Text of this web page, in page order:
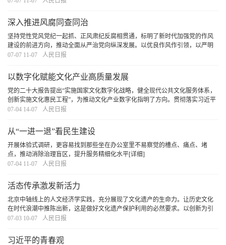
深入推进风腐同查同治
坚持党性党风党纪一起抓、正风肃纪反腐相贯通，标明了新时代加强党的作风
建设的前进方向，推动全面从严治党向纵深发展。以优良作风作引领，以严明
纪律强保障，以反腐惩恶清障碍，推动干部在遵规守纪、清正廉洁的前提下大
07-07 11-07 人民日报
以数字化赋能文化产业高质量发展
党的二十大报告提出“实施国家文化数字化战略，健全现代公共文化服务体系，
创新实施文化惠民工程”，为推动文化产业数字化指明了方向。贯彻落实习近平
总书记重要讲话精神和党中央决策部署，要深挖数据经济价值，克服“信息茧房”
07-04 14-07 人民日报
从“一进一退”看民生建设
开展体验式调研，更容易找到那些坐在办公室里不易察觉的槽点、痛点、堵
点，推动消除治理盲区，提升服务精细化水平[详细]
07-04 11-07
人民日报
活态传承激发新活力
北京中轴线上的人文经济学实践，充分展现了文化遗产的生命力。让历史文化
在时代浪潮中推陈出新，这是做好文化遗产保护利用的必然要求。以创新为引
领和驱动，不仅让文化遗产得到更好保护传承，也为城市发展注入了新的活力
07-03 10-07 人民日报
习近平的青春观